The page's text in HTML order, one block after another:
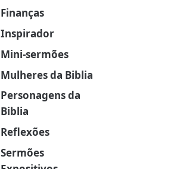
Finanças
Inspirador
Mini-sermões
Mulheres da Biblia
Personagens da
Biblia
Reflexões
Sermões